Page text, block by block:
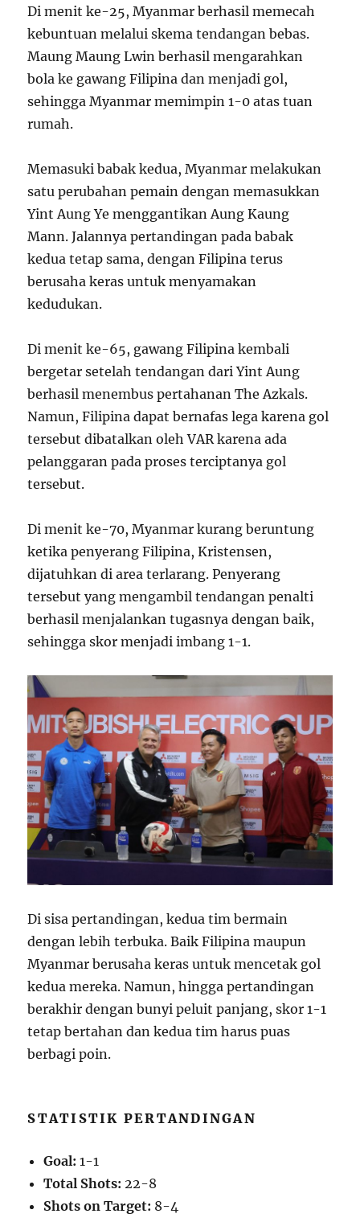
Di menit ke-25, Myanmar berhasil memecah
kebuntuan melalui skema tendangan bebas.
Maung Maung Lwin berhasil mengarahkan
bola ke gawang Filipina dan menjadi gol,
sehingga Myanmar memimpin 1-0 atas tuan
rumah.
Memasuki babak kedua, Myanmar melakukan
satu perubahan pemain dengan memasukkan
Yint Aung Ye menggantikan Aung Kaung
Mann. Jalannya pertandingan pada babak
kedua tetap sama, dengan Filipina terus
berusaha keras untuk menyamakan
kedudukan.
Di menit ke-65, gawang Filipina kembali
bergetar setelah tendangan dari Yint Aung
berhasil menembus pertahanan The Azkals.
Namun, Filipina dapat bernafas lega karena gol
tersebut dibatalkan oleh VAR karena ada
pelanggaran pada proses terciptanya gol
tersebut.
Di menit ke-70, Myanmar kurang beruntung
ketika penyerang Filipina, Kristensen,
dijatuhkan di area terlarang. Penyerang
tersebut yang mengambil tendangan penalti
berhasil menjalankan tugasnya dengan baik,
sehingga skor menjadi imbang 1-1.
Di sisa pertandingan, kedua tim bermain
dengan lebih terbuka. Baik Filipina maupun
Myanmar berusaha keras untuk mencetak gol
kedua mereka. Namun, hingga pertandingan
berakhir dengan bunyi peluit panjang, skor 1-1
tetap bertahan dan kedua tim harus puas
berbagi poin.
STATISTIK PERTANDINGAN
Goal: 1-1
Total Shots: 22-8
Shots on Target: 8-4